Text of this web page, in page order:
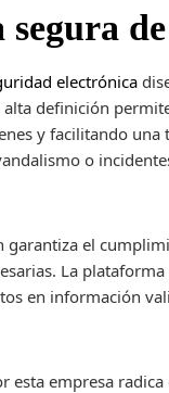
segura
electrónica
alta definición
y facilitando una
o
el
La
en información
esta empresa